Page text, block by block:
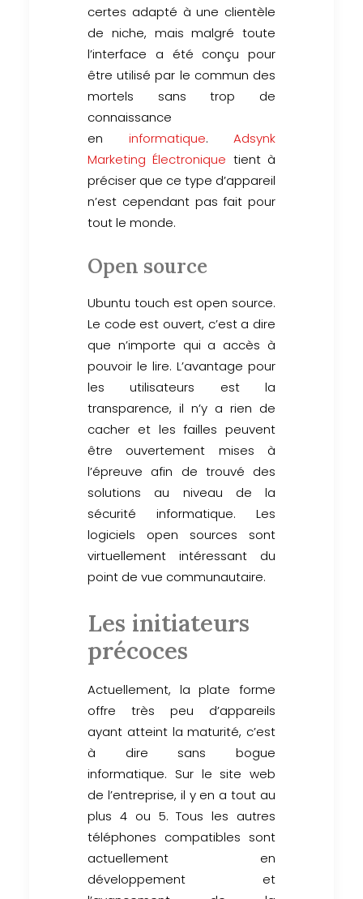
certes adapté à une clientèle
de niche, mais malgré toute
l’interface a été conçu pour
être utilisé par le commun des
mortels sans trop de
connaissance
en informatique. Adsynk
Marketing Électronique tient à
préciser que ce type d’appareil
n’est cependant pas fait pour
tout le monde.
Open source
Ubuntu touch est open source.
Le code est ouvert, c’est a dire
que n’importe qui a accès à
pouvoir le lire. L’avantage pour
les utilisateurs est la
transparence, il n’y a rien de
cacher et les failles peuvent
être ouvertement mises à
l’épreuve afin de trouvé des
solutions au niveau de la
sécurité informatique. Les
logiciels open sources sont
virtuellement intéressant du
point de vue communautaire.
Les initiateurs
précoces
Actuellement, la plate forme
offre très peu d’appareils
ayant atteint la maturité, c’est
à dire sans bogue
informatique. Sur le site web
de l’entreprise, il y en a tout au
plus 4 ou 5. Tous les autres
téléphones compatibles sont
actuellement en
développement et